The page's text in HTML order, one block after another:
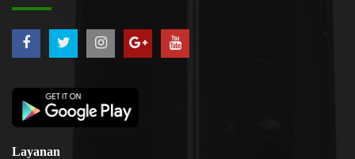
Layanan